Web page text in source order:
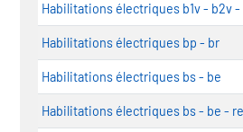
Habilitations électriques b1v - b2v -
Habilitations électriques bp - br
Habilitations électriques bs - be
Habilitations électriques bs - be -